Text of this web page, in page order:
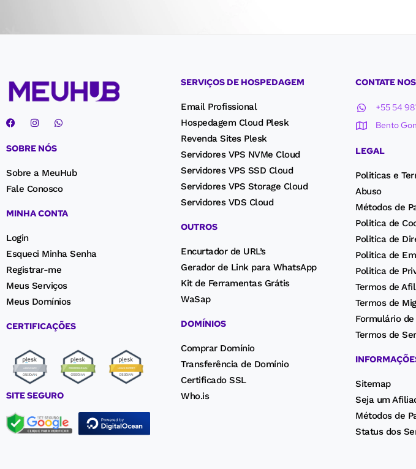
SOBRE NÓS
Sobre a MeuHub
Fale Conosco
MINHA CONTA
Login
Esqueci Minha Senha
Registrar-me
Meus Serviços
Meus Domínios
CERTIFICAÇÕES
SITE SEGURO
SERVIÇOS DE HOSPEDAGEM
Email Profissional
Hospedagem Cloud Plesk
Revenda Sites Plesk
Servidores VPS NVMe Cloud
Servidores VPS SSD Cloud
Servidores VPS Storage Cloud
Servidores VDS Cloud
OUTROS
Encurtador de URL’s
Gerador de Link para WhatsApp
Kit de Ferramentas Grátis
WaSap
DOMÍNIOS
Comprar Domínio
Transferência de Domínio
Certificado SSL
Who.is
CONTATE NOS
+55 54
Bento
LEGAL
Politicas e
Abuso
Métodos de
Politica de
Politica de
Politica de
Politica de
Termos de
Termos de
Formulário
Termos de
Sitemap
Seja um
Métodos de
Status dos